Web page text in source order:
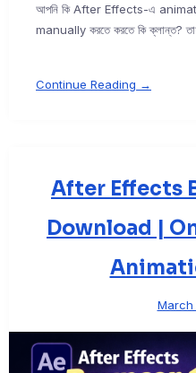
আপনি কি After Effects-এ
manually করতে করতে কি ক্লান্ত?
Continue Reading →
After Effects
Download |
March